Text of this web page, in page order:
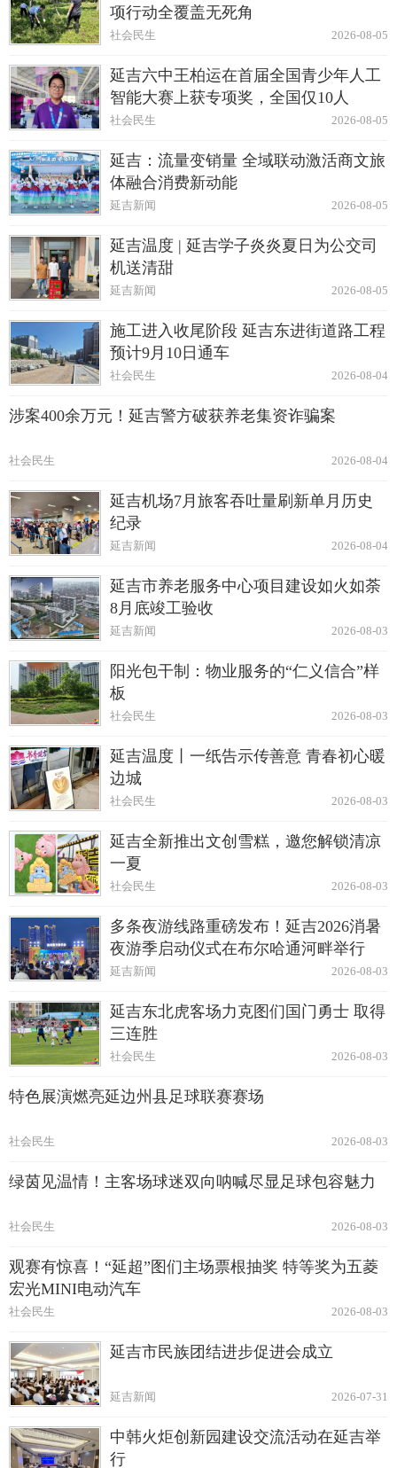
项行动全覆盖无死角
2026-08-05
社会民生
延吉六中王柏运在首届全国青少年人工
智能大赛上获专项奖，全国仅10人
2026-08-05
社会民生
延吉：流量变销量 全域联动激活商文旅
体融合消费新动能
2026-08-05
延吉新闻
延吉温度 | 延吉学子炎炎夏日为公交司
机送清甜
2026-08-05
延吉新闻
施工进入收尾阶段 延吉东进街道路工程
预计9月10日通车
2026-08-04
社会民生
涉案400余万元！延吉警方破获养老集资诈骗案
2026-08-04
社会民生
延吉机场7月旅客吞吐量刷新单月历史
纪录
2026-08-04
延吉新闻
延吉市养老服务中心项目建设如火如荼
8月底竣工验收
2026-08-03
延吉新闻
阳光包干制：物业服务的“仁义信合”样
板
2026-08-03
社会民生
延吉温度丨一纸告示传善意 青春初心暖
边城
2026-08-03
社会民生
延吉全新推出文创雪糕，邀您解锁清凉
一夏
2026-08-03
社会民生
多条夜游线路重磅发布！延吉2026消暑
夜游季启动仪式在布尔哈通河畔举行
2026-08-03
延吉新闻
延吉东北虎客场力克图们国门勇士 取得
三连胜
2026-08-03
社会民生
特色展演燃亮延边州县足球联赛赛场
2026-08-03
社会民生
绿茵见温情！主客场球迷双向呐喊尽显足球包容魅力
2026-08-03
社会民生
观赛有惊喜！“延超”图们主场票根抽奖 特等奖为五菱
宏光MINI电动汽车
2026-08-03
社会民生
延吉市民族团结进步促进会成立
2026-07-31
延吉新闻
中韩火炬创新园建设交流活动在延吉举
行